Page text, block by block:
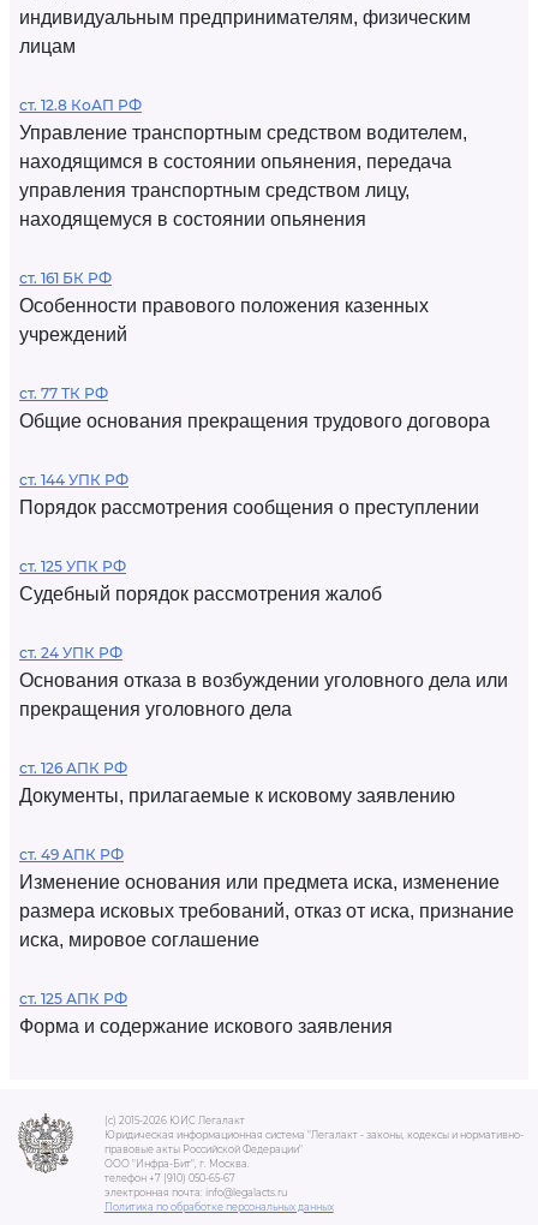
индивидуальным предпринимателям, физическим
лицам
ст. 12.8 КоАП РФ
Управление транспортным средством водителем,
находящимся в состоянии опьянения, передача
управления транспортным средством лицу,
находящемуся в состоянии опьянения
ст. 161 БК РФ
Особенности правового положения казенных
учреждений
ст. 77 ТК РФ
Общие основания прекращения трудового договора
ст. 144 УПК РФ
Порядок рассмотрения сообщения о преступлении
ст. 125 УПК РФ
Судебный порядок рассмотрения жалоб
ст. 24 УПК РФ
Основания отказа в возбуждении уголовного дела или
прекращения уголовного дела
ст. 126 АПК РФ
Документы, прилагаемые к исковому заявлению
ст. 49 АПК РФ
Изменение основания или предмета иска, изменение
размера исковых требований, отказ от иска, признание
иска, мировое соглашение
ст. 125 АПК РФ
Форма и содержание искового заявления
(c) 2015-2026 ЮИС Легалакт
Юридическая информационная система "Легалакт - законы, кодексы и нормативно-
правовые акты Российской Федерации"
ООО "Инфра-Бит", г. Москва.
телефон +7 (910) 050-65-67
электронная почта: info@legalacts.ru
Политика по обработке персональных данных